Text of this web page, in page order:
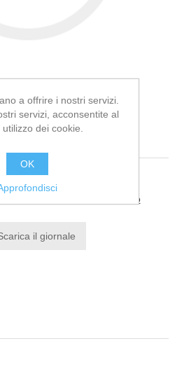
n. 17
recensione per questo prodotto
il giornale
a offrire i nostri servizi.
servizi, acconsentite al
dei cookie.
OK